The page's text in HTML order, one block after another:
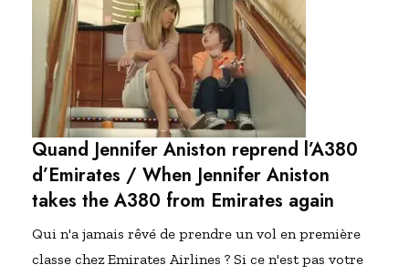
Quand Jennifer Aniston reprend l’A380
d’Emirates / When Jennifer Aniston
takes the A380 from Emirates again
Qui n'a jamais rêvé de prendre un vol en première
classe chez Emirates Airlines ? Si ce n'est pas votre